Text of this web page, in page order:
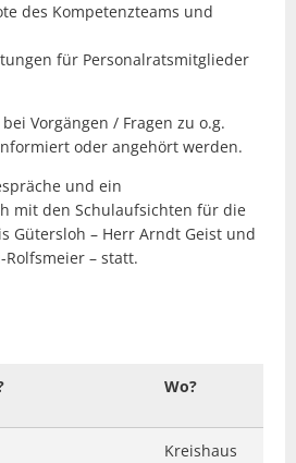
des Kompetenzteams und
für Personalratsmitglieder
Vorgängen / Fragen zu o.g.
oder angehört werden.
und ein
mit den Schulaufsichten für die
Gütersloh – Herr Arndt Geist und
Rolfsmeier – statt.
Wo?
Kreishaus